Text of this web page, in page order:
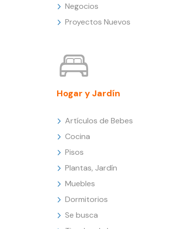
Negocios
Proyectos Nuevos
Hogar y Jardín
Artículos de Bebes
Cocina
Pisos
Plantas, Jardín
Muebles
Dormitorios
Se busca